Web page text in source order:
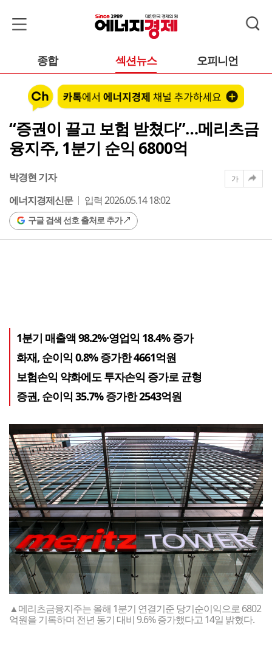
종합 섹션뉴스 오피니언
“증권이 끌고 보험 받쳤다”…메리츠금
융지주, 1분기 순익 6800억
박경현 기자
에너지경제신문
입력 2026.05.14 18:02
구글 검색 선호 출처로 추가
가
1분기 매출액 98.2%·영업익 18.4% 증가
화재, 순이익 0.8% 증가한 4661억원
보험손익 약화에도 투자손익 증가로 균형
증권, 순이익 35.7% 증가한 2543억원
▲메리츠금융지주는 올해 1분기 연결기준 당기순이익으로 6802
억원을 기록하며 전년 동기 대비 9.6% 증가했다고 14일 밝혔다.